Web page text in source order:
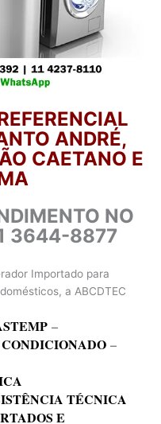
ANDRÉ,
CAETANO E
NO
3644-8877
Importado para
a ABCDTEC
–
–
TÉCNICA
E